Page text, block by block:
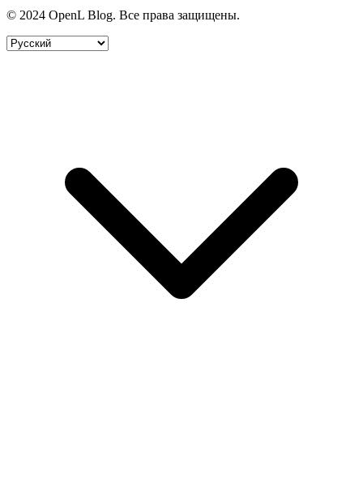
© 2024 OpenL Blog. Все права защищены.